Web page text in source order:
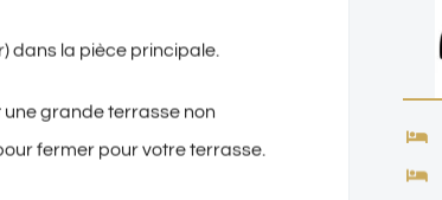
dans la pièce principale.
une grande terrasse non
fermer pour votre terrasse.